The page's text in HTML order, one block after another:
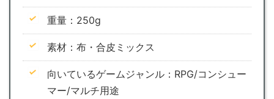
重量：250g
素材：布・合皮ミックス
向いているゲームジャンル：RPG/コンシュー
マー/マルチ用途